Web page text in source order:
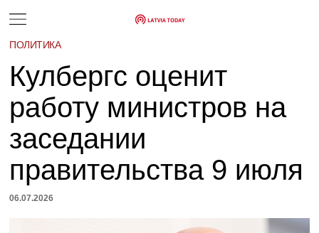
ПОЛИТИКА
Кулбергс оценит
работу министров на
заседании
правительства 9 июля
06.07.2026